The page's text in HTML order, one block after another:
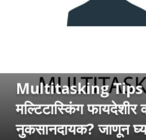
Multitasking Tips
मल्टिटास्किंग फायदेशीर
नुकसानदायक? जाणून